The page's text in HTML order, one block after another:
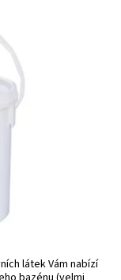
látek Vám nabízí